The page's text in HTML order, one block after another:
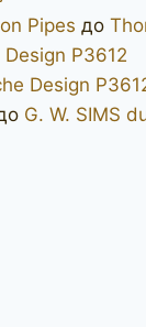
Pipes до
Design P3612
Design
G. W. SIMS